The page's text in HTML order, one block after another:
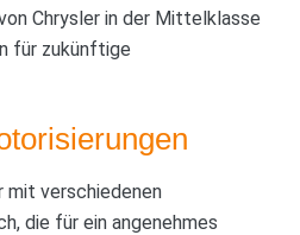
Chrysler in der Mittelklasse
für zukünftige
mit verschiedenen
die für ein angenehmes